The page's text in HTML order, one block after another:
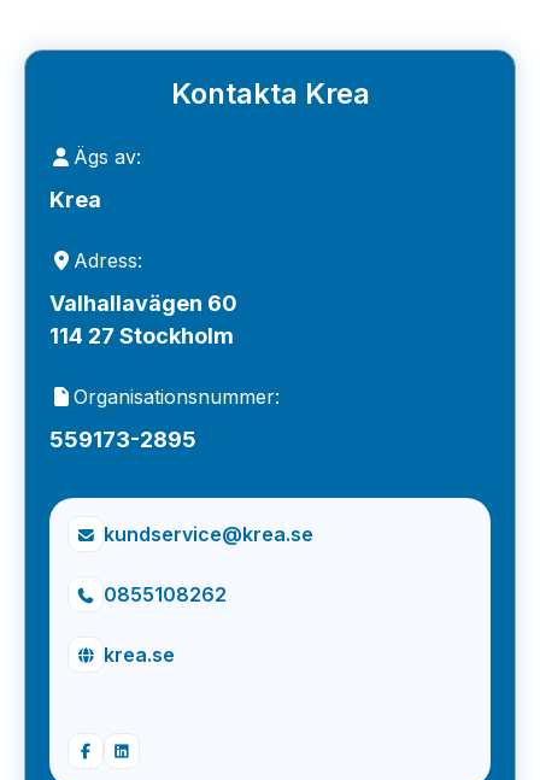
Kontakta Krea
Ägs av:
Krea
Adress:
Valhallavägen 60
114 27 Stockholm
Organisationsnummer:
559173-2895
kundservice@krea.se
0855108262
krea.se